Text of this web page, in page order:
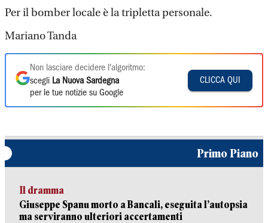
Per il bomber locale è la tripletta personale.
Mariano Tanda
Non lasciare decidere l'algoritmo:
scegli La Nuova Sardegna
per le tue notizie su Google
CLICCA QUI
Primo Piano
Il dramma
Giuseppe Spanu morto a Bancali, eseguita l’autopsia
ma serviranno ulteriori accertamenti